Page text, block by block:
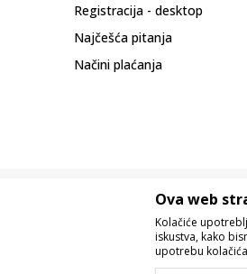
Registracija - desktop
Najčešća pitanja
Načini plaćanja
Svi
Ova web
Kolačiće
iskustva, kako
upotrebu